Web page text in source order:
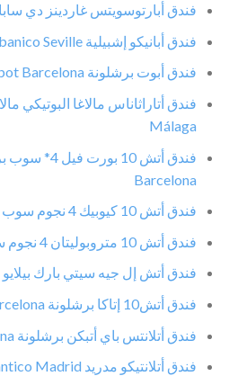
فندق أبارتوسويتس غاردينز دي
فندق أبانيكو إشبيلية Abanico Seville
فندق أبوت برشلونة Hotel Abbot Barcelona
Málaga
Barcelona
فندق أتش 10 كيوبيك 4 نجوم سوب برشلونة
فندق أتش 10 متروبوليتان 4 نجوم سوب برشلونة
فندق أتش إل جيه سيتي بارك بيلايو
فندق أتش10 إتاكا برشلونة H10 Itaca Barcelona
فندق أتلانتس باي أتبكن برشلونة Hotel Atlantis Barcelona
فندق أتلانتيكو مدريد Hotel Atlántico Madrid